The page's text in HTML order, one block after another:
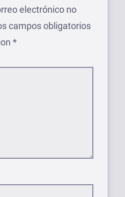
electrónico no
campos obligatorios
*